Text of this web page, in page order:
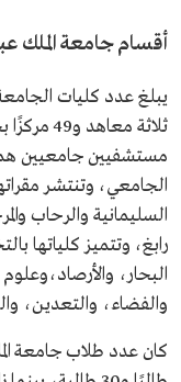
أقسام جامعة الملك
ثلاثة
مستشفيين جامعيين
الجامعي، وتنتشر
السليمانية والرحاب
رابغ، وتتميز كلياتها
البحار،
والفضاء، والتعدين،